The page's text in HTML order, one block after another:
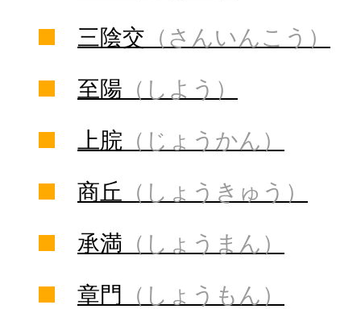
三陰交 （さんいんこう）
至陽 （しよう）
上脘 （じょうかん）
商丘 （しょうきゅう）
承満 （しょうまん）
章門
（しょうもん）